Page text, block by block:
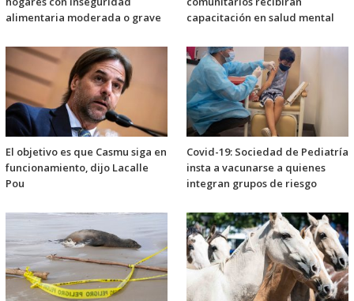
alimentaria moderada o grave
capacitación en salud mental
El objetivo es que Casmu siga en
funcionamiento, dijo Lacalle
Pou
Covid-19: Sociedad de Pediatría
insta a vacunarse a quienes
integran grupos de riesgo